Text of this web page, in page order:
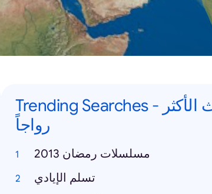
Trending Searches - كلمات البحث الأكثر
رواجاً
مسلسلات رمضان 2013
تسلم الإيادي